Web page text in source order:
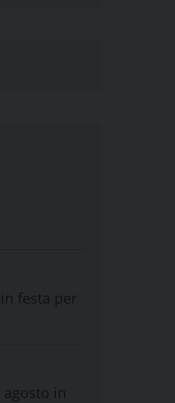
festa per
in